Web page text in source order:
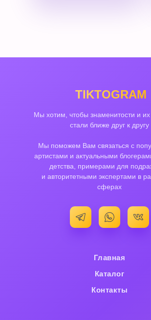
Мы хотим, чтобы знаменитости и их
стали ближе друг к другу
Мы поможем Вам связаться с
артистами и актуальными
детства, примерами для
и авторитетными экспертами в
сферах
TIKTOGRAM
Контакты
Главная
Каталог